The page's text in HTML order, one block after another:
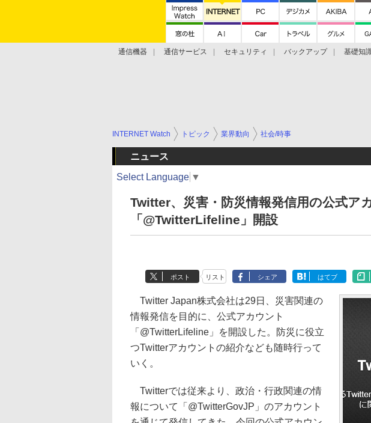
通信機器 通信サービス セキュリティ バックアップ 基礎知
INTERNET Watch トピック 業界動向 社会/時事
ニュース
Select Language ▼
Twitter、災害・防災情報発信用の公式ア
「@TwitterLifeline」開設
ポスト リスト シェア はてブ
Twitter Japan株式会社は29日、災害関連の
情報発信を目的に、公式アカウント
「@TwitterLifeline」を開設した。防災に役立
つTwitterアカウントの紹介なども随時行って
いく。
Twitterでは従来より、政治・行政関連の情
報について「@TwitterGovJP」のアカウント